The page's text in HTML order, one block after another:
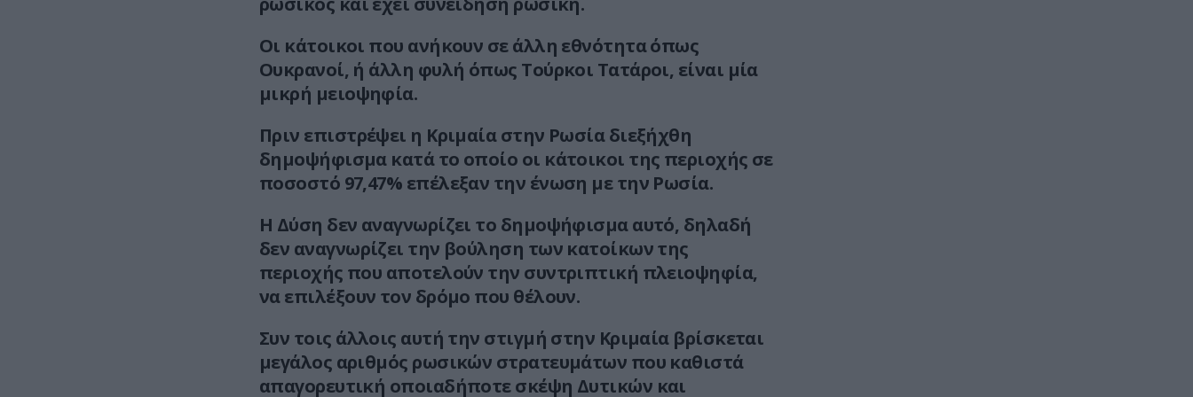
Οι κάτοικοι που ανήκουν σε άλλη εθνότητα όπως
Ουκρανοί, ή άλλη φυλή όπως Τούρκοι Τατάροι, είναι μία
μικρή μειοψηφία.
Πριν επιστρέψει η Κριμαία στην Ρωσία διεξήχθη
δημοψήφισμα κατά το οποίο οι κάτοικοι της περιοχής σε
ποσοστό 97,47% επέλεξαν την ένωση με την Ρωσία.
Η Δύση δεν αναγνωρίζει το δημοψήφισμα αυτό, δηλαδή
δεν αναγνωρίζει την βούληση των κατοίκων της
περιοχής που αποτελούν την συντριπτική πλειοψηφία,
να επιλέξουν τον δρόμο που θέλουν.
Συν τοις άλλοις αυτή την στιγμή στην Κριμαία βρίσκεται
μεγάλος αριθμός ρωσικών στρατευμάτων που καθιστά
απαγορευτική οποιαδήποτε σκέψη Δυτικών και